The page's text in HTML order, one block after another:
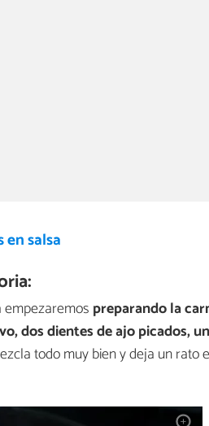
salsa
preparando la
dos dientes de ajo picados, un
todo muy bien y deja un rato